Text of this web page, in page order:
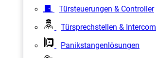
Türsteuerungen & Controller
Türsprechstellen & Intercom
Panikstangenlösungen